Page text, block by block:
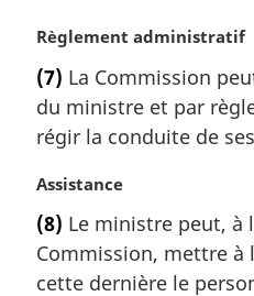
:N
t
e
m
r
i
n
a
Règlement administratif
(7) La Commission
du ministre et par
régir la conduite de
N
t
e
m
Assistance
(8) Le ministre peut, à
Commission, mettre à
cette dernière le